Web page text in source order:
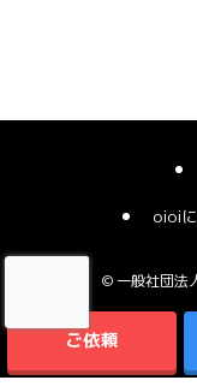
ご依頼
oioi
©一般社団法